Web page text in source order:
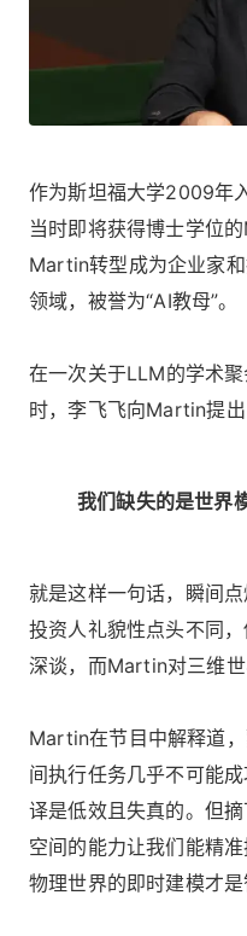
作为斯坦福大学2009年
当时即将获得博士学位
Martin转型成为企业家
领域，被誉为“AI教母”。
在一次关于LLM的学术
时，李飞飞向Martin提出
我们缺失的是世界
就是这样一句话，瞬间
投资人礼貌性点头不同
深谈，而Martin对三维世
Martin在节目中解释道
间执行任务几乎不可能
译是低效且失真的。但
空间的能力让我们能精
物理世界的即时建模才是